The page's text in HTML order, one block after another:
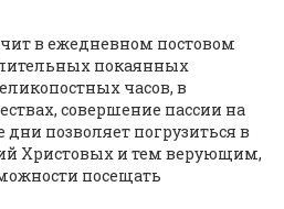
в ежедневном постовом
покаянных
часов, в
совершение пассии на
позволяет погрузиться в
Христовых и тем верующим,
посещать